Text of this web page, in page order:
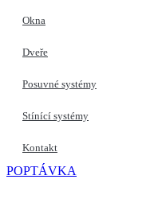
Okna
Dveře
Posuvné systémy
Stínící systémy
Kontakt
POPTÁVKA